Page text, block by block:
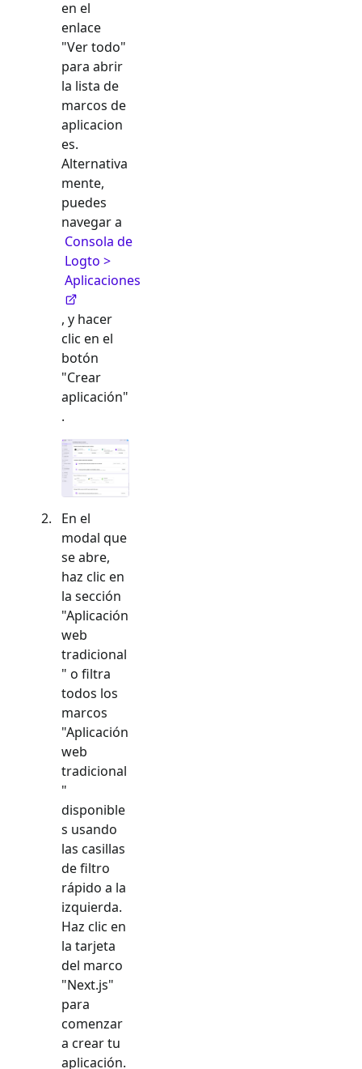
en el
enlace
"Ver todo"
para abrir
la lista de
marcos de
aplicacion
es.
Alternativa
mente,
puedes
navegar a
Consola de
Logto >
Aplicaciones
, y hacer
clic en el
botón
"Crear
aplicación"
.
En el
modal que
se abre,
haz clic en
la sección
"Aplicación
web
tradicional
" o filtra
todos los
marcos
"Aplicación
web
tradicional
"
disponible
s usando
las casillas
de filtro
rápido a la
izquierda.
Haz clic en
la tarjeta
del marco
"Next.js"
para
comenzar
a crear tu
aplicación.